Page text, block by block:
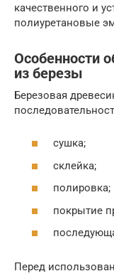
качественного и
полиуретановые
Особенности
из березы
Березовая
сушка;
склейка;
полировка;
покрытие
Перед